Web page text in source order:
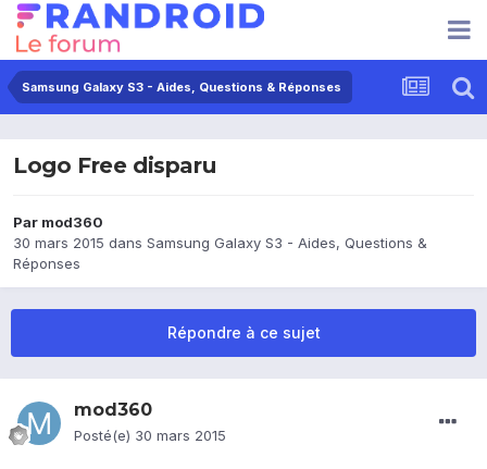
Samsung Galaxy S3 - Aides, Questions & Réponses
Logo Free disparu
Par mod360
30 mars 2015 dans Samsung Galaxy S3 - Aides, Questions &
Réponses
Répondre à ce sujet
mod360
Posté(e) 30 mars 2015